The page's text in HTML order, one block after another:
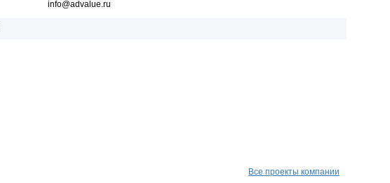
info@advalue.ru
Все проекты компании